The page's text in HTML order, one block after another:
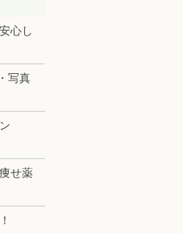
心し
写真
せ薬